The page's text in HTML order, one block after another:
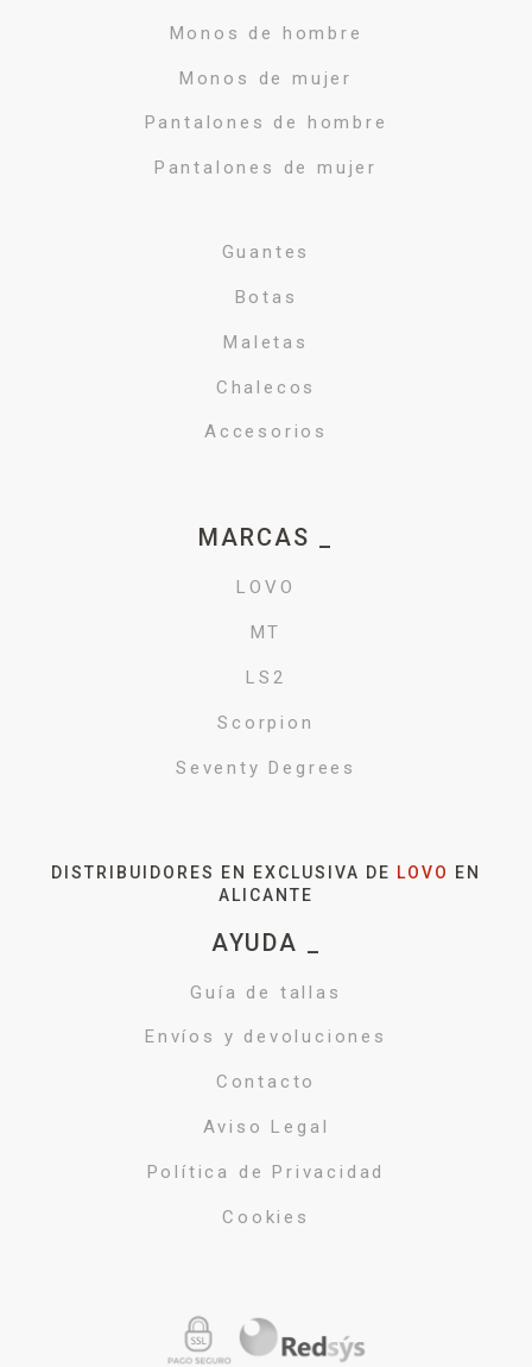
Monos de hombre
Monos de mujer
Pantalones de hombre
Pantalones de mujer
Guantes
Botas
Maletas
Chalecos
Accesorios
MARCAS _
LOVO
MT
LS2
Scorpion
Seventy Degrees
DISTRIBUIDORES EN EXCLUSIVA DE LOVO EN
ALICANTE
AYUDA _
Guía de tallas
Envíos y devoluciones
Contacto
Aviso Legal
Política de Privacidad
Cookies